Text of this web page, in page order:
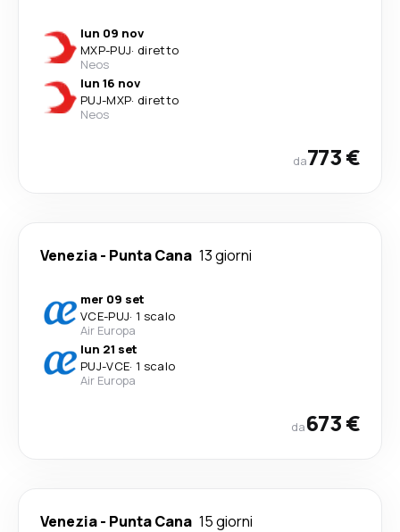
lun 09 nov
MXP-PUJ· diretto
Neos
lun 16 nov
PUJ-MXP· diretto
Neos
da773 €
Venezia- Punta Cana 13 giorni
mer 09 set
VCE-PUJ· 1 scalo
Air Europa
lun 21 set
PUJ-VCE· 1 scalo
Air Europa
da673 €
Venezia- Punta Cana 15 giorni